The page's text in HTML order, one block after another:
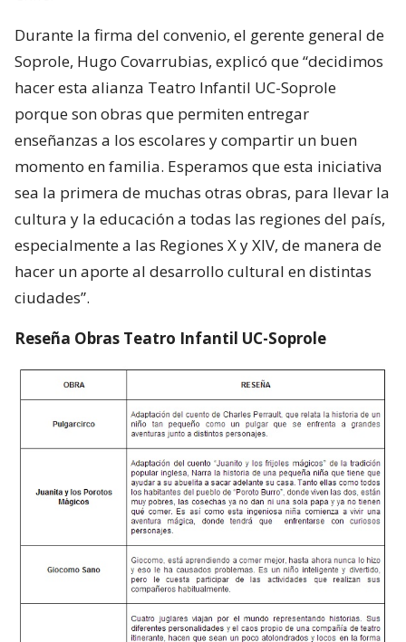
Durante la firma del convenio, el gerente general de
Soprole, Hugo Covarrubias, explicó que “decidimos
hacer esta alianza Teatro Infantil UC-Soprole
porque son obras que permiten entregar
enseñanzas a los escolares y compartir un buen
momento en familia. Esperamos que esta iniciativa
sea la primera de muchas otras obras, para llevar la
cultura y la educación a todas las regiones del país,
especialmente a las Regiones X y XIV, de manera de
hacer un aporte al desarrollo cultural en distintas
ciudades”.
Reseña Obras Teatro Infantil UC-Soprole